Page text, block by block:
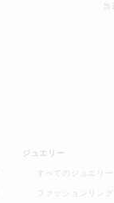
ジュエリー
すべてのジュエリー
ファッションリング